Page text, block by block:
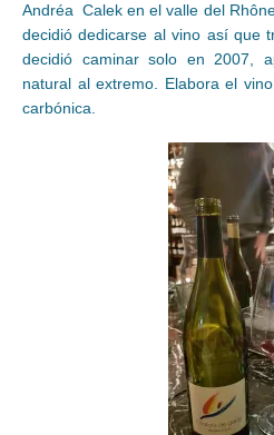
Andréa Calek en el valle del
decidió dedicarse al vino así que
decidió caminar solo en 2007,
natural al extremo. Elabora el
carbónica.